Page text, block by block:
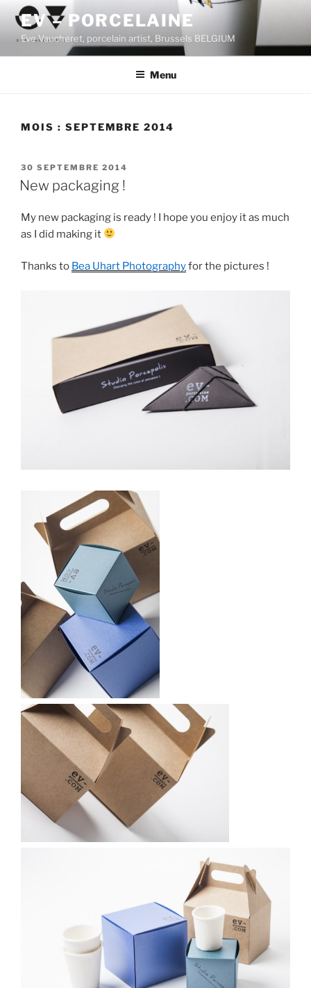
Aller
contenu
principal
EV – PORCELAINE
Eve Vaucheret, porcelain artist, Brussels BELGIUM
Menu
MOIS : SEPTEMBRE 2014
PUBLIÉ
LE
30 SEPTEMBRE 2014
New packaging !
My new packaging is ready ! I hope you enjoy it as much
as I did making it
Thanks to Bea Uhart Photographyfor the pictures !